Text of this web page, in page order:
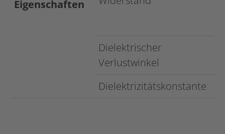
Eigenschaften
Dielektrischer
Verlustwinkel
Dielektrizitätskonstante